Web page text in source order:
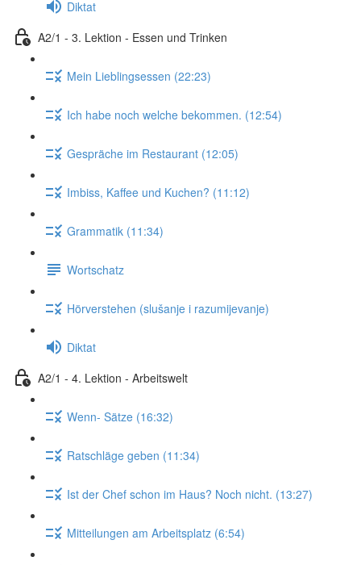
Diktat
A2/1 - 3. Lektion - Essen und Trinken
Mein Lieblingsessen (22:23)
Ich habe noch welche bekommen. (12:54)
Gespräche im Restaurant (12:05)
Imbiss, Kaffee und Kuchen? (11:12)
Grammatik (11:34)
Wortschatz
Hörverstehen (slušanje i razumijevanje)
Diktat
A2/1 - 4. Lektion - Arbeitswelt
Wenn- Sätze (16:32)
Ratschläge geben (11:34)
Ist der Chef schon im Haus? Noch nicht. (13:27)
Mitteilungen am Arbeitsplatz (6:54)